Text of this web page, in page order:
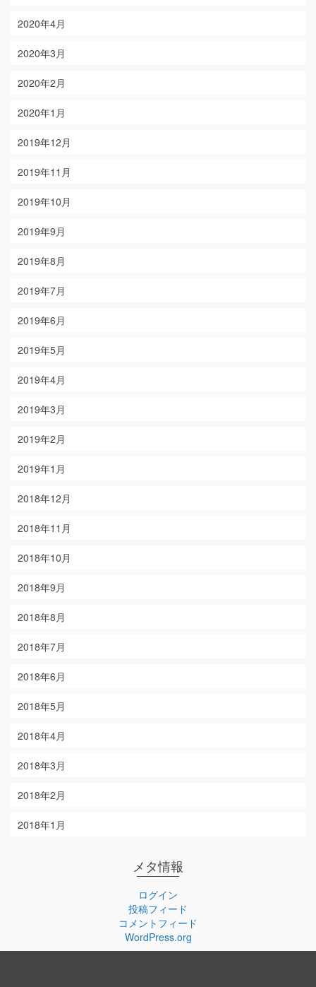
2020年4月
2020年3月
2020年2月
2020年1月
2019年12月
2019年11月
2019年10月
2019年9月
2019年8月
2019年7月
2019年6月
2019年5月
2019年4月
2019年3月
2019年2月
2019年1月
2018年12月
2018年11月
2018年10月
2018年9月
2018年8月
2018年7月
2018年6月
2018年5月
2018年4月
2018年3月
2018年2月
2018年1月
メタ情報
ログイン
投稿フィード
コメントフィード
WordPress.org